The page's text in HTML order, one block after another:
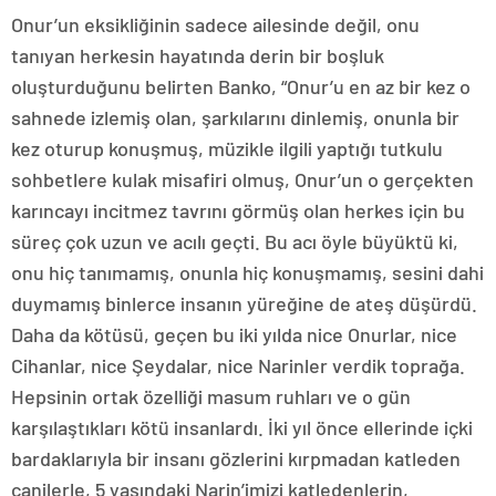
Onur’un eksikliğinin sadece ailesinde değil, onu
tanıyan herkesin hayatında derin bir boşluk
oluşturduğunu belirten Banko, “Onur’u en az bir kez o
sahnede izlemiş olan, şarkılarını dinlemiş, onunla bir
kez oturup konuşmuş, müzikle ilgili yaptığı tutkulu
sohbetlere kulak misafiri olmuş, Onur’un o gerçekten
karıncayı incitmez tavrını görmüş olan herkes için bu
süreç çok uzun ve acılı geçti. Bu acı öyle büyüktü ki,
onu hiç tanımamış, onunla hiç konuşmamış, sesini dahi
duymamış binlerce insanın yüreğine de ateş düşürdü.
Daha da kötüsü, geçen bu iki yılda nice Onurlar, nice
Cihanlar, nice Şeydalar, nice Narinler verdik toprağa.
Hepsinin ortak özelliği masum ruhları ve o gün
karşılaştıkları kötü insanlardı. İki yıl önce ellerinde içki
bardaklarıyla bir insanı gözlerini kırpmadan katleden
canilerle, 5 yaşındaki Narin’imizi katledenlerin,